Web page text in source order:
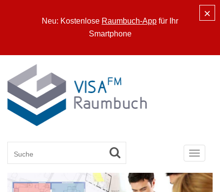
Neu: Kostenlose Raumbuch-App für Ihr
Smartphone
×
Toggle